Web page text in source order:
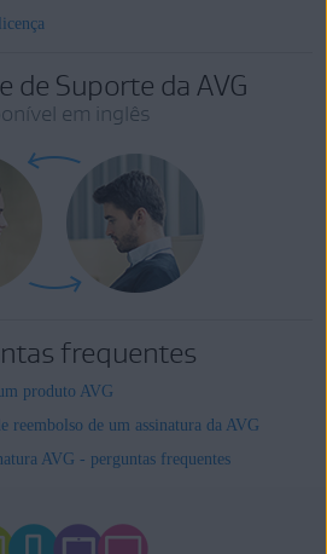
de Suporte da AVG
em inglês
frequentes
produto AVG
reembolso de um assinatura da AVG
AVG - perguntas frequentes